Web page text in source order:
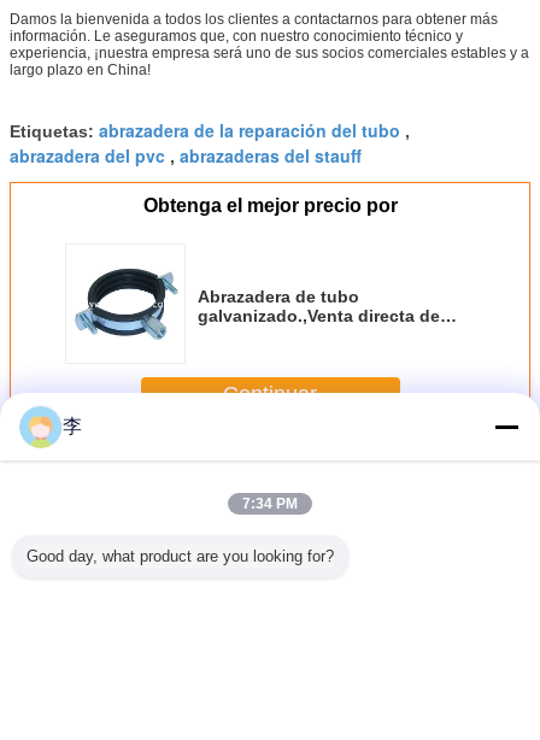
Damos la bienvenida a todos los clientes a contactarnos para obtener más
información. Le aseguramos que, con nuestro conocimiento técnico y
experiencia, ¡nuestra empresa será uno de sus socios comerciales estables y a
largo plazo en China!
Etiquetas: abrazadera de la reparación del tubo ,
abrazadera del pvc , abrazaderas del stauff
Obtenga el mejor precio por
Abrazadera de tubo
galvanizado.,Venta directa de
Continuar
MásAbrazadera de tubo
李
7:34 PM
Good day, what product are you looking for?